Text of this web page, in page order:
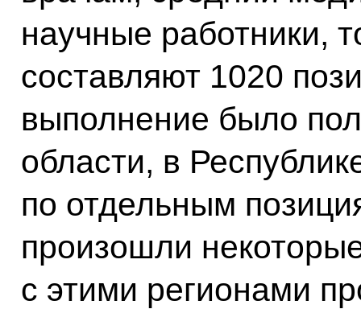
научные работники,
составляют 1020
выполнение было
области, в
по отдельным
произошли
с этими регионами